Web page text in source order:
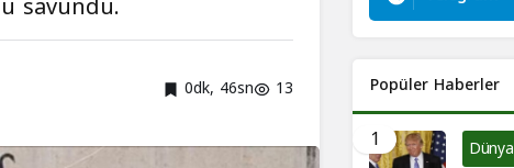
0dk, 46sn 13 Popüler Haberler
1 Dünya